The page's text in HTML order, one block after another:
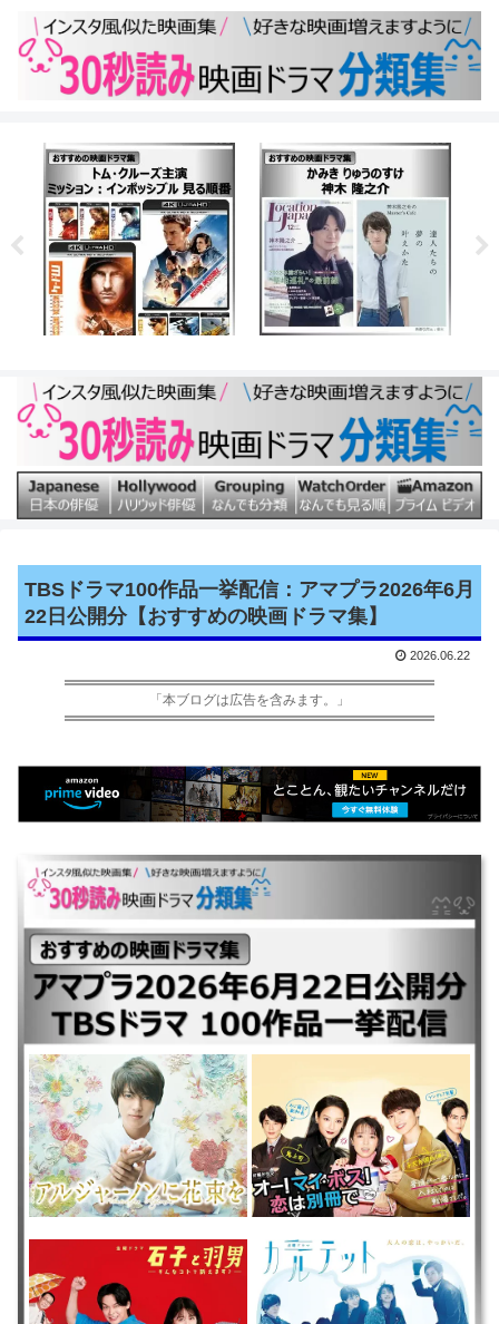
TBSドラマ100作品一挙配信：アマプラ2026年6月
22日公開分【おすすめの映画ドラマ集】
2026.06.22
「本ブログは広告を含みます。」
｜◆アマプラ公開順❶ ｜アルジャーノンに花束を ｜美男ですね ｜石子と
羽男-そんなコトで訴えます？- ｜オー！マイ・ボス！恋は別冊で ｜◆アマ
プラ公開順❷：ページ区切り ｜カルテット ｜義母と娘のブルース ｜恋す
る母たち ｜37.5℃の涙 ｜◆アマプラ公開順❸：ページ区切り ｜重版出来
｜ダメな私に恋してください ｜妻、小学生になる。 ｜プロミス・シンデ
レラ ｜◆アマプラ公開順❹：ページ区切り ｜山田太郎ものがたり ｜
ROOKIES ｜恋愛のすゝめ ｜笑うマトリョーシカ